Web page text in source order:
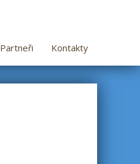
Partneři Kontakty